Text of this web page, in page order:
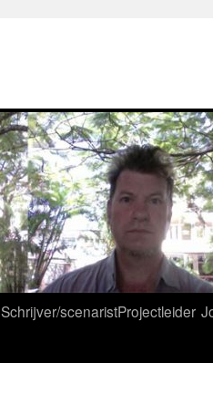
Schrijver/scenaristProjectleider